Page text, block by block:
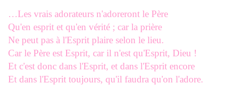
…Les vrais adorateurs n'adoreront le Père
Qu'en esprit et qu'en vérité ; car la prière
Ne peut pas à l'Esprit plaire selon le lieu.
Car le Père est Esprit, car il n'est qu'Esprit, Dieu !
Et c'est donc dans l'Esprit, et dans l'Esprit encore
Et dans l'Esprit toujours, qu'il faudra qu'on l'adore.